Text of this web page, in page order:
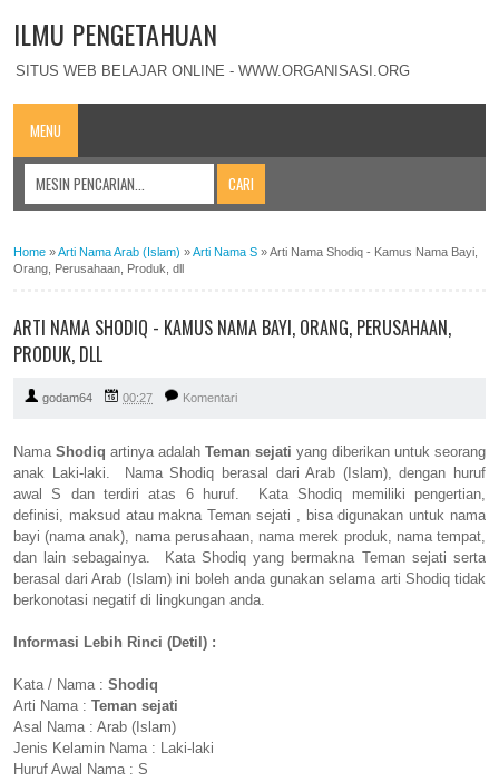
ILMU PENGETAHUAN
SITUS WEB BELAJAR ONLINE - WWW.ORGANISASI.ORG
MENU
Home »Arti Nama Arab (Islam) »Arti Nama S »Arti Nama Shodiq - Kamus Nama Bayi,
Orang, Perusahaan, Produk, dll
ARTI NAMA SHODIQ - KAMUS NAMA BAYI, ORANG, PERUSAHAAN,
PRODUK, DLL
godam64 00:27 Komentari
Nama Shodiq artinya adalah Teman sejati yang diberikan untuk seorang
anak Laki-laki. Nama Shodiq berasal dari Arab (Islam), dengan huruf
awal S dan terdiri atas 6 huruf. Kata Shodiq memiliki pengertian,
definisi, maksud atau makna Teman sejati , bisa digunakan untuk nama
bayi (nama anak), nama perusahaan, nama merek produk, nama tempat,
dan lain sebagainya. Kata Shodiq yang bermakna Teman sejati serta
berasal dari Arab (Islam) ini boleh anda gunakan selama arti Shodiq tidak
berkonotasi negatif di lingkungan anda.
Informasi Lebih Rinci (Detil) :
Kata / Nama : Shodiq
Arti Nama : Teman sejati
Asal Nama : Arab (Islam)
Jenis Kelamin Nama : Laki-laki
Huruf Awal Nama : S